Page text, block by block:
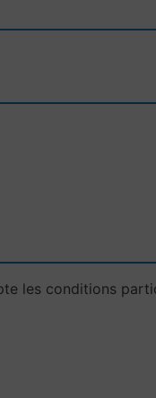
les conditions